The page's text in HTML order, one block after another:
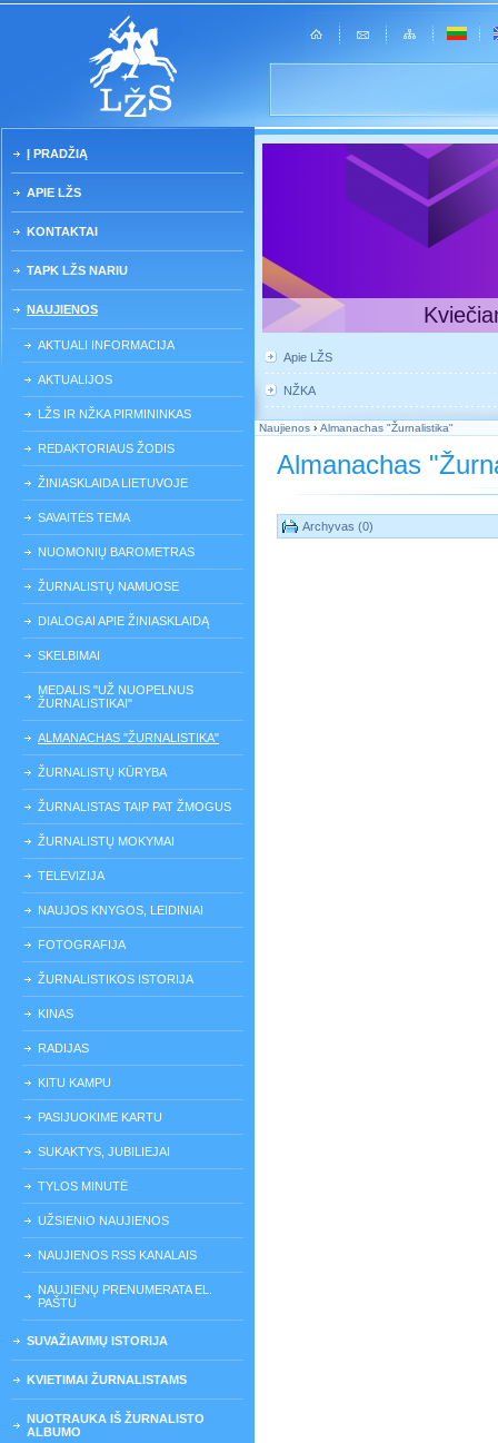
Į PRADŽIĄ
APIE LŽS
KONTAKTAI
TAPK LŽS NARIU
NAUJIENOS
AKTUALI INFORMACIJA
AKTUALIJOS
LŽS IR NŽKA PIRMININKAS
REDAKTORIAUS ŽODIS
ŽINIASKLAIDA LIETUVOJE
SAVAITĖS TEMA
NUOMONIŲ BAROMETRAS
ŽURNALISTŲ NAMUOSE
DIALOGAI APIE ŽINIASKLAIDĄ
SKELBIMAI
MEDALIS "UŽ NUOPELNUS
ŽURNALISTIKAI"
ALMANACHAS "ŽURNALISTIKA"
ŽURNALISTŲ KŪRYBA
ŽURNALISTAS TAIP PAT ŽMOGUS
ŽURNALISTŲ MOKYMAI
TELEVIZIJA
NAUJOS KNYGOS, LEIDINIAI
FOTOGRAFIJA
ŽURNALISTIKOS ISTORIJA
KINAS
RADIJAS
KITU KAMPU
PASIJUOKIME KARTU
SUKAKTYS, JUBILIEJAI
TYLOS MINUTĖ
UŽSIENIO NAUJIENOS
NAUJIENOS RSS KANALAIS
NAUJIENŲ PRENUMERATA EL.
PAŠTU
SUVAŽIAVIMŲ ISTORIJA
KVIETIMAI ŽURNALISTAMS
NUOTRAUKA IŠ ŽURNALISTO
ALBUMO
Apie LŽS
NŽKA
Naujienos › Almanachas "Žurnalistika"
Almanachas
Archyvas (0)